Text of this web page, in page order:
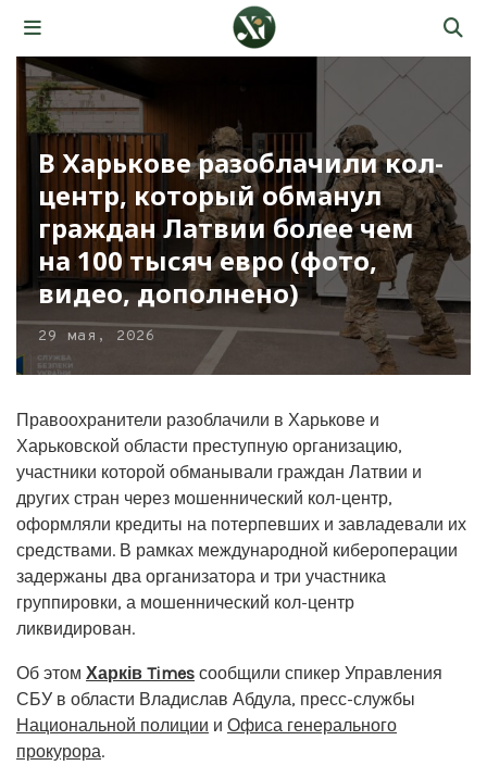
В Харькове разоблачили кол-
центр, который обманул
граждан Латвии более чем
на 100 тысяч евро (фото,
видео, дополнено)
29 мая, 2026
Правоохранители разоблачили в Харькове и
Харьковской области преступную организацию,
участники которой обманывали граждан Латвии и
других стран через мошеннический кол-центр,
оформляли кредиты на потерпевших и завладевали их
средствами. В рамках международной кибероперации
задержаны два организатора и три участника
группировки, а мошеннический кол-центр
ликвидирован.
Об этом Харків Times сообщили спикер Управления
СБУ в области Владислав Абдула, пресс-службы
Национальной полиции и Офиса генерального
прокурора.